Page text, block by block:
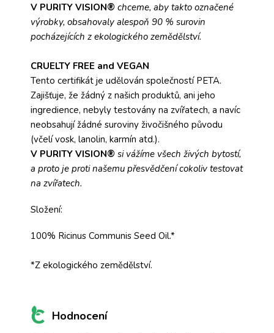
V PURITY VISION® chceme, aby takto označené
výrobky, obsahovaly alespoň 90 % surovin
pocházejících z ekologického zemědělství.
CRUELTY FREE and VEGAN
Tento certifikát je udělován společností PETA.
Zajišťuje, že žádný z našich produktů, ani jeho
ingredience, nebyly testovány na zvířatech, a navíc
neobsahují žádné suroviny živočišného původu
(včelí vosk, lanolin, karmín atd.).
V PURITY VISION® si vážíme všech živých bytostí,
a proto je proti našemu přesvědčení cokoliv testovat
na zvířatech.
Složení:
100% Ricinus Communis Seed Oil.*
*Z ekologického zemědělství.
Hodnocení